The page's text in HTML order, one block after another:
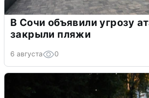
В Сочи объявили угрозу
закрыли пляжи
6 августа 0